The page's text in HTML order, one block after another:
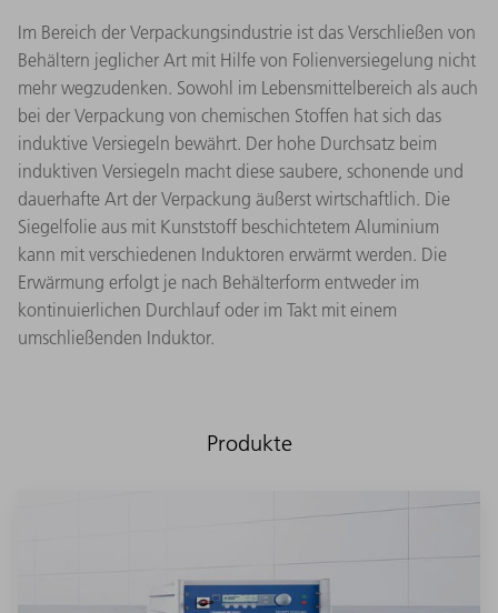
Im Bereich der Verpackungsindustrie ist das Verschließen von
Behältern jeglicher Art mit Hilfe von Folienversiegelung nicht
mehr wegzudenken. Sowohl im Lebensmittelbereich als auch
bei der Verpackung von chemischen Stoffen hat sich das
induktive Versiegeln bewährt. Der hohe Durchsatz beim
induktiven Versiegeln macht diese saubere, schonende und
dauerhafte Art der Verpackung äußerst wirtschaftlich. Die
Siegelfolie aus mit Kunststoff beschichtetem Aluminium
kann mit verschiedenen Induktoren erwärmt werden. Die
Erwärmung erfolgt je nach Behälterform entweder im
kontinuierlichen Durchlauf oder im Takt mit einem
umschließenden Induktor.
Produkte